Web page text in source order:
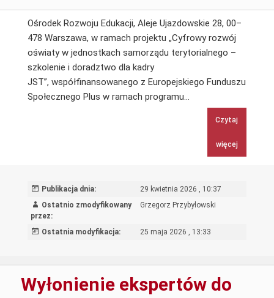
CLIL
w
nauczaniu
Ośrodek Rozwoju Edukacji, Aleje Ujazdowskie 28, 00–
478 Warszawa, w ramach projektu „Cyfrowy rozwój
oświaty w jednostkach samorządu terytorialnego –
szkolenie i doradztwo dla kadry
JST”, współfinansowanego z Europejskiego Funduszu
Społecznego Plus w ramach programu…
Czytaj
więcej
filmów
Publikacja dnia:
29 kwietnia 2026 , 10:37
Ostatnio zmodyfikowany
przez:
Grzegorz Przybyłowski
Ostatnia modyfikacja: 25 maja 2026 , 13:33
Wyłonienie ekspertów do